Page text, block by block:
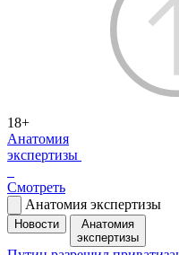
18+
Анатомия
экспертизы
Смотреть
Анатомия экспертизы
Новости
Анатомия
экспертизы